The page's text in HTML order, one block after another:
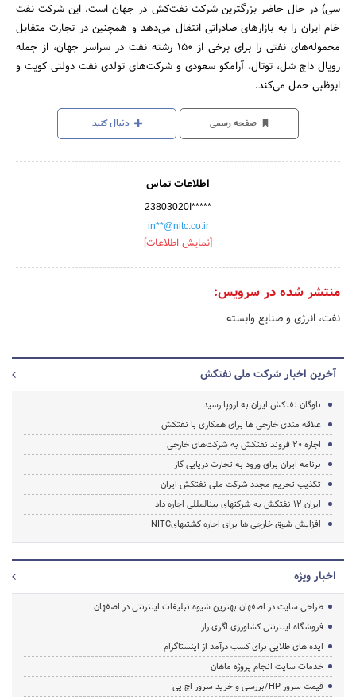
سی) در حال حاضر بزرگترین شرکت نفت‌کش در جهان است. این شرکت نفت
خام ایران را به بازارهای صادراتی انتقال می‌دهد و همچنین در تجارت متقابل
محموله‌های نفتی را برای برخی از 150 رشته نفت در سراسر جهان، از جمله
رویال داچ شل، توتال، آرامکو سعودی و شرکت‌های تولدی نفت دولتی کویت و
ابوظبی حمل می‌کند.
صفحه رسمی دنبال کنید
اطلاعات تماس
23803020ا*****
in**@nitc.co.ir
[نمایش اطلاعات]
منتشر شده در سرویس:
نفت، انرژی و صنایع وابسته
آخرین اخبار شرکت ملی نفتکش
ناوگان نفتکش ایران به اروپا رسید
علاقه مندی خارجی ها برای همکاری با نفتکش
اجاره 20 فروند نفتکش به شرکت‌های خارجی
برنامه ایران برای ورود به تجارت دریایی گاز
تکذیب تحریم مجدد شرکت ملی نفتکش ایران
ایران 12 نفتکش به شرکت‎های بین‎المللی اجاره داد
افزایش شوق خارجی ها برای اجاره کشتی‎هایNITC
اخبار ویژه
طراحی سایت در اصفهان بهترین شیوه تبلیغات اینترنتی در اصفهان
فروشگاه اینترنتی کشاورزی اگری راز
ایده های طلایی برای کسب درآمد از اینستاگرام
خدمات سایت انجام پروژه ماهان
قیمت سرور HP/بررسی و خرید سرور اچ پی